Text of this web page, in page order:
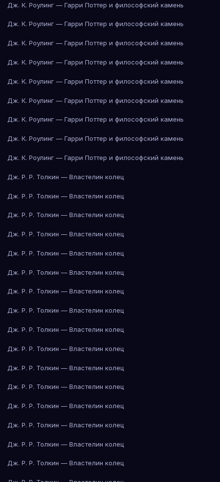
Дж. К. Роулинг — Гарри Поттер и философский камень
Дж. К. Роулинг — Гарри Поттер и философский камень
Дж. К. Роулинг — Гарри Поттер и философский камень
Дж. К. Роулинг — Гарри Поттер и философский камень
Дж. К. Роулинг — Гарри Поттер и философский камень
Дж. К. Роулинг — Гарри Поттер и философский камень
Дж. К. Роулинг — Гарри Поттер и философский камень
Дж. К. Роулинг — Гарри Поттер и философский камень
Дж. К. Роулинг — Гарри Поттер и философский камень
Дж. Р. Р. Толкин — Властелин колец
Дж. Р. Р. Толкин — Властелин колец
Дж. Р. Р. Толкин — Властелин колец
Дж. Р. Р. Толкин — Властелин колец
Дж. Р. Р. Толкин — Властелин колец
Дж. Р. Р. Толкин — Властелин колец
Дж. Р. Р. Толкин — Властелин колец
Дж. Р. Р. Толкин — Властелин колец
Дж. Р. Р. Толкин — Властелин колец
Дж. Р. Р. Толкин — Властелин колец
Дж. Р. Р. Толкин — Властелин колец
Дж. Р. Р. Толкин — Властелин колец
Дж. Р. Р. Толкин — Властелин колец
Дж. Р. Р. Толкин — Властелин колец
Дж. Р. Р. Толкин — Властелин колец
Дж. Р. Р. Толкин — Властелин колец